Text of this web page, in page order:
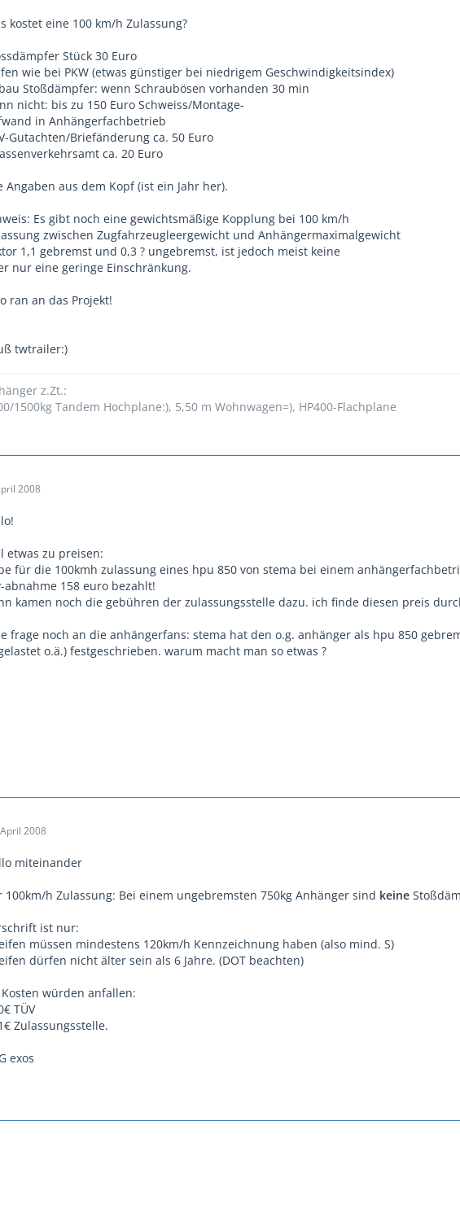
kostet eine 100 km/h Zulassung?
Stück 30 Euro
wie bei PKW (etwas günstiger bei niedrigem Geschwindigkeitsindex)
Stoßdämpfer: wenn Schraubösen vorhanden 30 min
nicht: bis zu 150 Euro Schweiss/Montage-
in Anhängerfachbetrieb
Gutachten/Briefänderung ca. 50 Euro
ca. 20 Euro
Angaben aus dem Kopf (ist ein Jahr her).
Es gibt noch eine gewichtsmäßige Kopplung bei 100 km/h
zwischen Zugfahrzeugleergewicht und Anhängermaximalgewicht
1,1 gebremst und 0,3 ? ungebremst, ist jedoch meist keine
nur eine geringe Einschränkung.
ran an das Projekt!
twtrailer:)
z.Zt.:
1500kg Tandem Hochplane:), 5,50 m Wohnwagen=), HP400-Flachplane
2008
etwas zu preisen:
für die 100kmh zulassung eines hpu 850 von stema bei einem
abnahme 158 euro bezahlt!
kamen noch die gebühren der zulassungsstelle dazu. ich finde diesen preis
frage noch an die anhängerfans: stema hat den o.g. anhänger als hpu 850
o.ä.) festgeschrieben. warum macht man so etwas ?
2008
miteinander
100km/h Zulassung: Bei einem ungebremsten 750kg Anhänger sind keine
ist nur:
müssen mindestens 120km/h Kennzeichnung haben (also mind. S)
dürfen nicht älter sein als 6 Jahre. (DOT beachten)
würden anfallen:
TÜV
Zulassungsstelle.
exos